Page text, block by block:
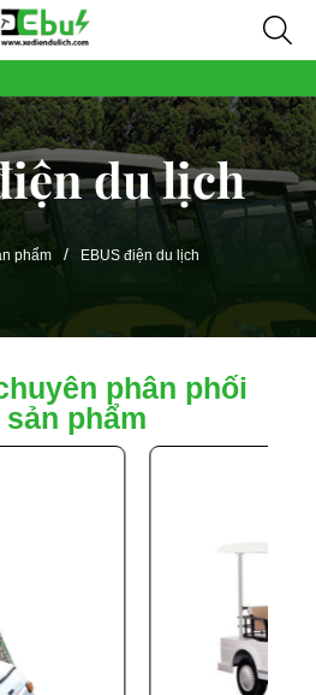
du lịch
phẩm / EBUS điện du lịch
phân phối
sản phẩm